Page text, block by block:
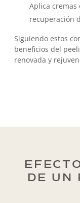
Aplica cremas
recuperación
Siguiendo estos
beneficios del
renovada y
DE UN